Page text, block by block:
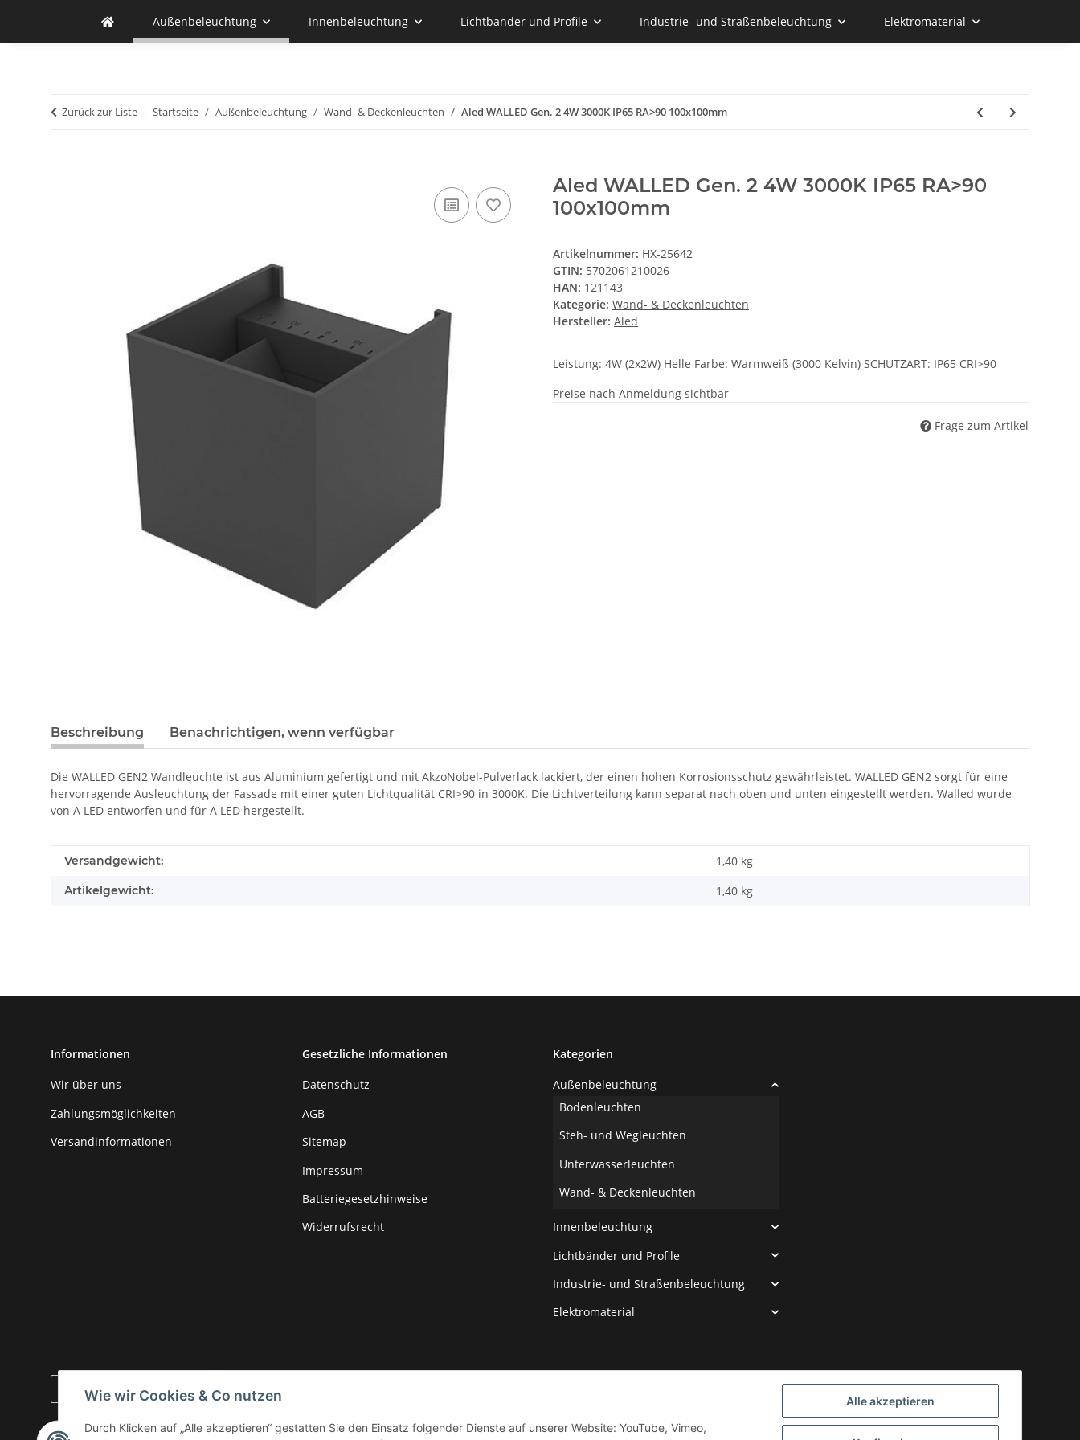
Alle akzeptieren
Wie wir Cookies & Co nutzen
Durch Klicken auf „Alle akzeptieren“ gestatten Sie den Einsatz folgender Dienste auf unserer Website: YouTube, Vimeo,
Außenbeleuchtung Innenbeleuchtung Lichtbänder und Profile Industrie- und Straßenbeleuchtung Elektromaterial
Zurück zur Liste Startseite Außenbeleuchtung Wand- & Deckenleuchten Aled WALLED Gen. 2 4W 3000K IP65 RA>90 100x100mm
Aled WALLED Gen. 2 4W 3000K IP65 RA>90
100x100mm
Artikelnummer: HX-25642
GTIN: 5702061210026
HAN: 121143
Kategorie: Wand- & Deckenleuchten
Hersteller: Aled
Leistung: 4W (2x2W) Helle Farbe: Warmweiß (3000 Kelvin) SCHUTZART: IP65 CRI>90
Preise nach Anmeldung sichtbar
Frage zum Artikel
Beschreibung Benachrichtigen, wenn verfügbar
Die WALLED GEN2 Wandleuchte ist aus Aluminium gefertigt und mit AkzoNobel-Pulverlack lackiert, der einen hohen Korrosionsschutz gewährleistet. WALLED GEN2 sorgt für eine
hervorragende Ausleuchtung der Fassade mit einer guten Lichtqualität CRI>90 in 3000K. Die Lichtverteilung kann separat nach oben und unten eingestellt werden. Walled wurde
von A LED entworfen und für A LED hergestellt.
Produkteigenschaft
Wert
Versandgewicht: 1,40 kg
Artikelgewicht: 1,40 kg
Informationen
Wir über uns
Zahlungsmöglichkeiten
Versandinformationen
Gesetzliche Informationen
Datenschutz
AGB
Sitemap
Impressum
Batteriegesetzhinweise
Widerrufsrecht
Kategorien
Außenbeleuchtung
Bodenleuchten
Steh- und Wegleuchten
Unterwasserleuchten
Wand- & Deckenleuchten
Innenbeleuchtung
Lichtbänder und Profile
Industrie- und Straßenbeleuchtung
Elektromaterial
* Alle Preise zzgl. gesetzlicher USt., zzgl.Versand